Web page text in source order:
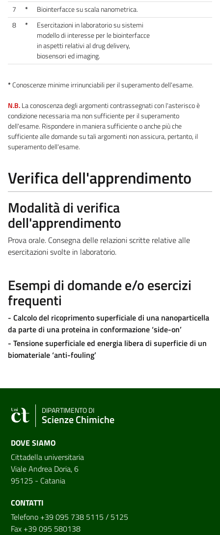
7
*
Biointerfacce su scala nanometrica.
8
*
Esercitazioni in laboratorio su sistemi
modello di interesse per le biointerfacce
in aspetti relativi al drug delivery,
biosensori ed imaging.
*Conoscenze minime irrinunciabili per il superamento dell'esame.
N.B.La conoscenza degli argomenti contrassegnati con l'asterisco è
condizione necessaria ma non sufficiente per il superamento
dell'esame. Rispondere in maniera sufficiente o anche più che
sufficiente alle domande su tali argomenti non assicura, pertanto, il
superamento dell'esame.
Verifica dell'apprendimento
Modalità di verifica
dell'apprendimento
Prova orale. Consegna delle relazioni scritte relative alle
esercitazioni svolte in laboratorio.
Esempi di domande e/o esercizi
frequenti
- Calcolo del ricoprimento superficiale di una nanoparticella
da parte di una proteina in conformazione ‘side-on’
- Tensione superficiale ed energia libera di superficie di un
biomateriale ‘anti-fouling’
DIPARTIMENTO DI
Scienze Chimiche
DOVE SIAMO
Cittadella universitaria
Viale Andrea Doria, 6
95125 - Catania
CONTATTI
Telefono +39 095 738 5115 / 5125
Fax +39 095 580138